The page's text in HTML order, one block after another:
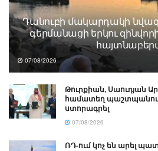
Դանուբի մակարդակի
գերմանացի երկու
07/08/2026
Թուրքիան, Սաուդյան
համատեղ
ստորագրել
07/08/2026
ՌԴ-ում կոչ են արել